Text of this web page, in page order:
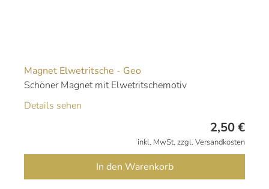
Magnet Elwetritsche - Geo
Schöner Magnet mit Elwetritschemotiv
Details sehen
2,50€
inkl. MwSt. zzgl. Versandkosten
In den Warenkorb